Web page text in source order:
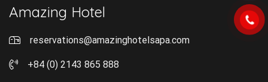
Amazing Hotel
reservations@amazinghotelsapa.com
+84 (0) 2143 865 888